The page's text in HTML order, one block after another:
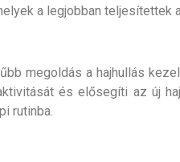
a legjobban teljesítettek
megoldás a hajhullás
és elősegíti az új
rutinba.